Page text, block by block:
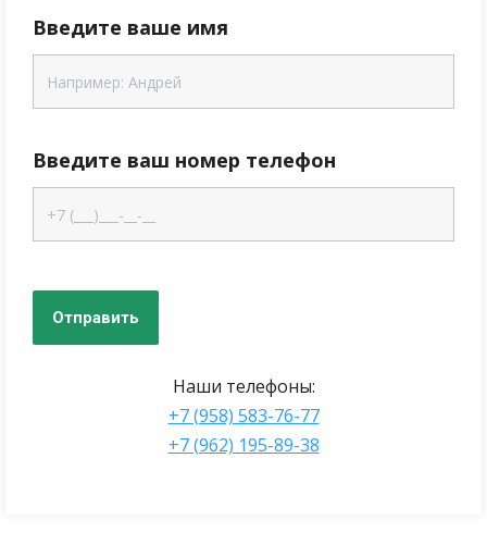
Введите ваше имя
Введите ваш номер телефон
Наши телефоны:
+7 (958) 583-76-77
+7 (962) 195-89-38